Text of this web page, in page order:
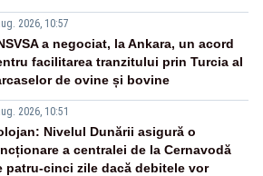
2026, 10:57
a negociat, la Ankara, un acord
facilitarea tranzitului prin Turcia al
de ovine și bovine
2026, 10:51
Nivelul Dunării asigură o
a centralei de la Cernavodă
patru-cinci zile dacă debitele vor